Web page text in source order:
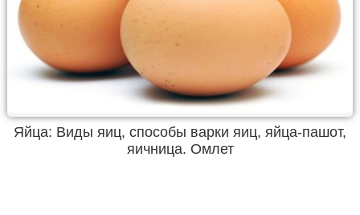
Яйца: Виды яиц, способы варки яиц, яйца-пашот,
яичница. Омлет